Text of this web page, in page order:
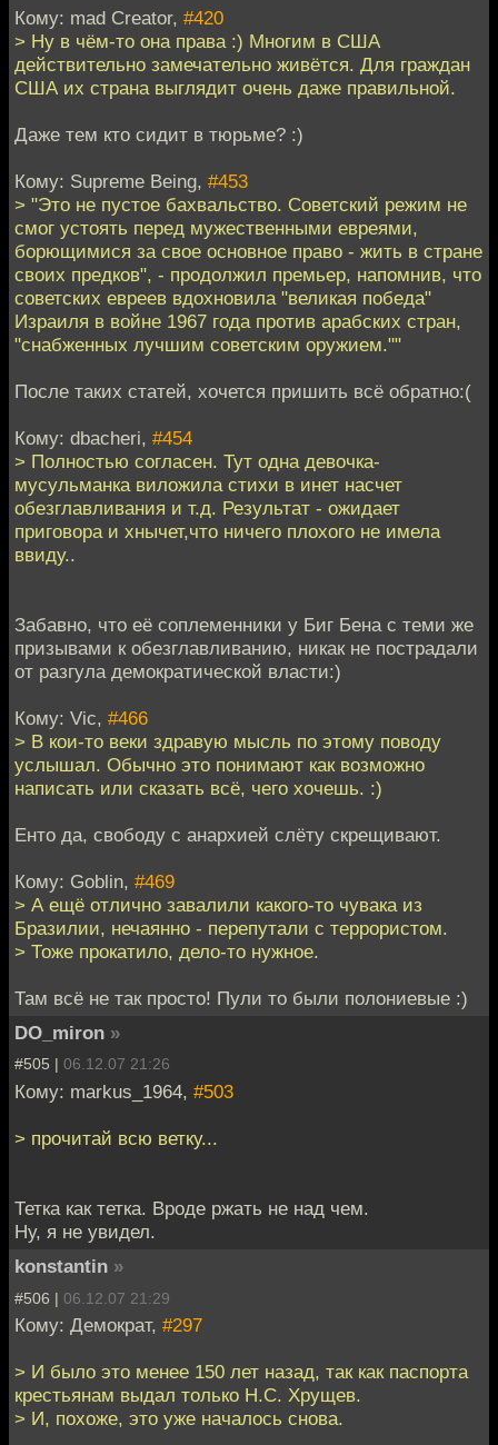
Кому: mad Creator, #420
> Ну в чём-то она права :) Многим в США
действительно замечательно живётся. Для граждан
США их страна выглядит очень даже правильной.
Даже тем кто сидит в тюрьме? :)
Кому: Supreme Being, #453
> "Это не пустое бахвальство. Советский режим не
смог устоять перед мужественными евреями,
борющимися за свое основное право - жить в стране
своих предков", - продолжил премьер, напомнив, что
советских евреев вдохновила "великая победа"
Израиля в войне 1967 года против арабских стран,
"снабженных лучшим советским оружием.""
После таких статей, хочется пришить всё обратно:(
Кому: dbacheri, #454
> Полностью согласен. Тут одна девочка-
мусульманка виложила стихи в инет насчет
обезглавливания и т.д. Результат - ожидает
приговора и хнычет,что ничего плохого не имела
ввиду..
Забавно, что её соплеменники у Биг Бена с теми же
призывами к обезглавливанию, никак не пострадали
от разгула демократической власти:)
Кому: Vic, #466
> В кои-то веки здравую мысль по этому поводу
услышал. Обычно это понимают как возможно
написать или сказать всё, чего хочешь. :)
Енто да, свободу с анархией слёту скрещивают.
Кому: Goblin, #469
> А ещё отлично завалили какого-то чувака из
Бразилии, нечаянно - перепутали с террористом.
> Тоже прокатило, дело-то нужное.
Там всё не так просто! Пули то были полониевые :)
DO_miron »
#505 | 06.12.07 21:26
Кому: markus_1964, #503
> прочитай всю ветку...
Тетка как тетка. Вроде ржать не над чем.
Ну, я не увидел.
konstantin »
#506 | 06.12.07 21:29
Кому: Демократ, #297
> И было это менее 150 лет назад, так как паспорта
крестьянам выдал только Н.С. Хрущев.
> И, похоже, это уже началось снова.